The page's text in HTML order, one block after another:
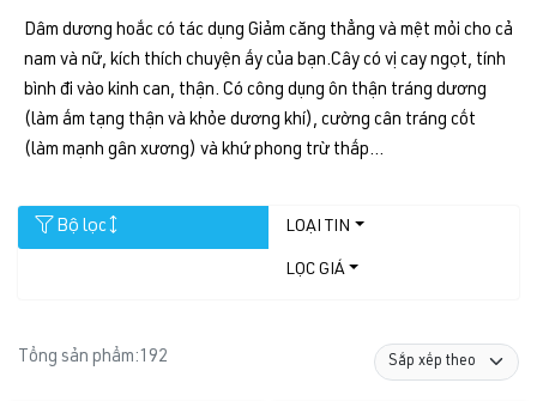
Dâm dương hoắc có tác dụng Giảm căng thẳng và mệt mỏi cho cả
nam và nữ, kích thích chuyện ấy của bạn.Cây có vị cay ngọt, tính
bình đi vào kinh can, thận. Có công dụng ôn thận tráng dương
(làm ấm tạng thận và khỏe dương khí), cường cân tráng cốt
(làm mạnh gân xương) và khứ phong trừ thấp...
Bộ lọc LOẠI TIN
LỌC GIÁ
Tổng sản phẩm: 192